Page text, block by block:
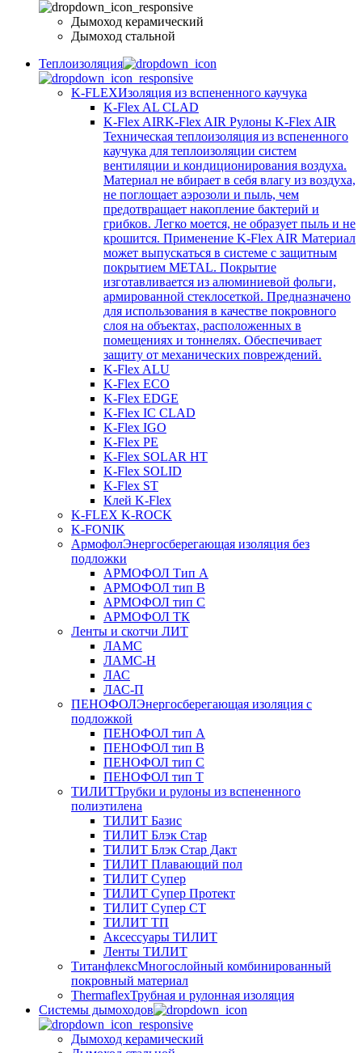
Дымоход керамический
Дымоход стальной
Теплоизоляция
K-FLEXИзоляция из вспененного каучука
K-Flex AL CLAD
K-Flex AIRK-Flex AIR Рулоны K-Flex AIR
Техническая теплоизоляция из вспененного
каучука для теплоизоляции систем
вентиляции и кондиционирования воздуха.
Материал не вбирает в себя влагу из воздуха,
не поглощает аэрозоли и пыль, чем
предотвращает накопление бактерий и
грибков. Легко моется, не образует пыль и не
крошится. Применение K-Flex AIR Материал
может выпускаться в системе c защитным
покрытием METAL. Покрытие
изготавливается из алюминиевой фольги,
армированной стеклосеткой. Предназначено
для использования в качестве покровного
слоя на объектах, расположенных в
помещениях и тоннелях. Обеспечивает
защиту от механических повреждений.
K-Flex ALU
K-Flex ECO
K-Flex EDGE
K-Flex IC CLAD
K-Flex IGO
K-Flex PE
K-Flex SOLAR HT
K-Flex SOLID
K-Flex ST
Клей K-Flex
K-FLEX K-ROCK
K-FONIK
АрмофолЭнергосберегающая изоляция без
подложки
АРМОФОЛ Тип А
АРМОФОЛ тип В
АРМОФОЛ тип C
АРМОФОЛ ТК
Ленты и скотчи ЛИТ
ЛАМС
ЛАМС-Н
ЛАС
ЛАС-П
ПЕНОФОЛЭнергосберегающая изоляция с
подложкой
ПЕНОФОЛ тип А
ПЕНОФОЛ тип B
ПЕНОФОЛ тип C
ПЕНОФОЛ тип T
ТИЛИТТрубки и рулоны из вспененного
полиэтилена
ТИЛИТ Базис
ТИЛИТ Блэк Стар
ТИЛИТ Блэк Стар Дакт
ТИЛИТ Плавающий пол
ТИЛИТ Супер
ТИЛИТ Супер Протект
ТИЛИТ Супер СТ
ТИЛИТ ТП
Аксессуары ТИЛИТ
Ленты ТИЛИТ
ТитанфлексМногослойный комбинированный
покровный материал
ThermaflexТрубная и рулонная изоляция
Cистемы дымоходов
Дымоход керамический